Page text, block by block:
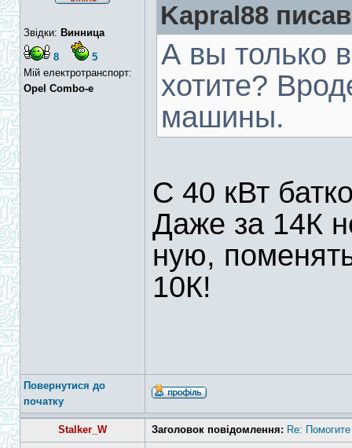
Звідки: Винница
8
5
Мій електротранспорт:
Opel Combo-e
Kapral88
А вы только
хотите?
машины.
С 40 кВт
Даже за 14К
ную,
10К!
Повернутися до
початку
Stalker_W Заголовок повідомлення: Re: